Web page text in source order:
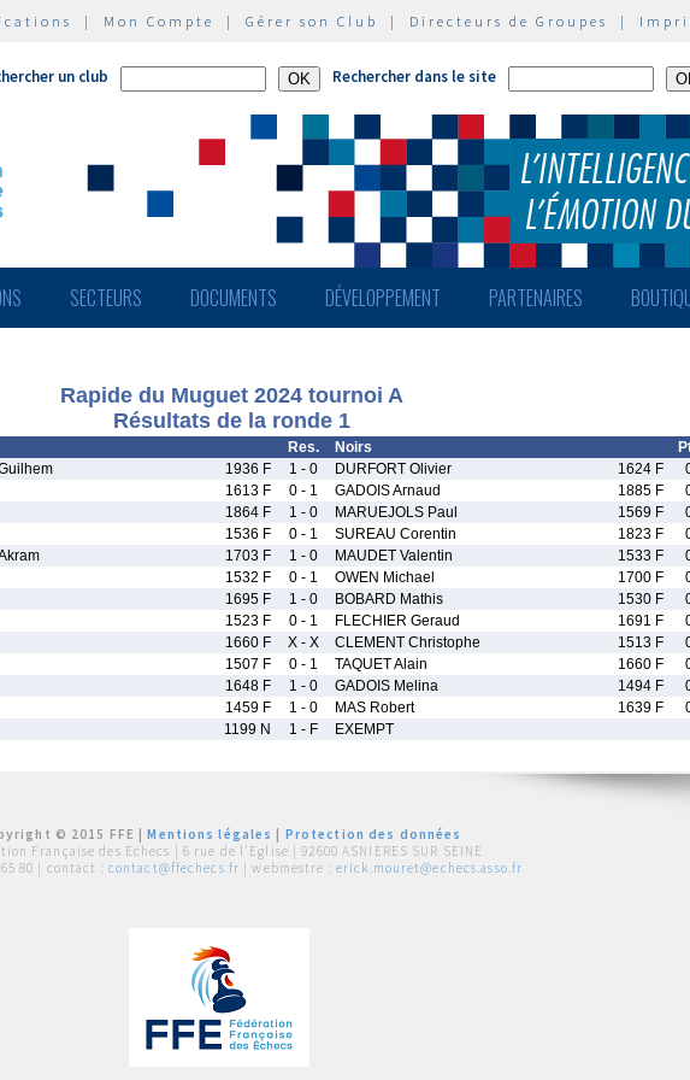
| Mon Compte | Gérer son Club | Directeurs de Groupes |
un club Rechercher dans le site
SECTEURS DOCUMENTS DÉVELOPPEMENT PARTENAIRES
Rapide du Muguet 2024 tournoi A
Résultats de la ronde 1
Res. Noirs
1936 F 1 - 0 DURFORT Olivier 1624 F
1613 F 0 - 1 GADOIS Arnaud 1885 F
1864 F 1 - 0 MARUEJOLS Paul 1569 F
1536 F 0 - 1 SUREAU Corentin 1823 F
1703 F 1 - 0 MAUDET Valentin 1533 F
1532 F 0 - 1 OWEN Michael 1700 F
1695 F 1 - 0 BOBARD Mathis 1530 F
1523 F 0 - 1 FLECHIER Geraud 1691 F
1660 F X - X CLEMENT Christophe 1513 F
1507 F 0 - 1 TAQUET Alain 1660 F
1648 F 1 - 0 GADOIS Melina 1494 F
1459 F 1 - 0 MAS Robert 1639 F
1199 N 1 - F EXEMPT
© 2015 FFE |Mentions légales
Protection des données
Française des Echecs | 6 rue de l'Eglise | 92600 ASNIERES SUR SEINE
80 | contact : contact@ffechecs.fr | webmestre : erick.mouret@echecs.asso.fr